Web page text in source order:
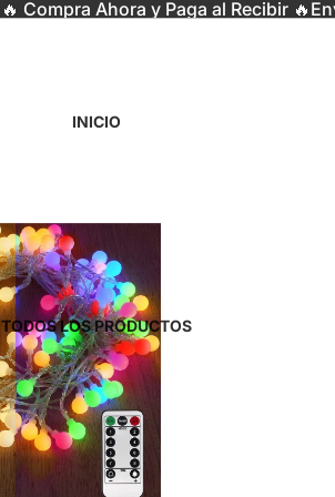
🔥 Compra Ahora y Paga al Recibir
INICIO
TODOS LOS PRODUCTOS